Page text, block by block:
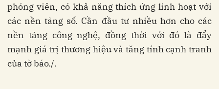
phóng viên, có khả năng thích ứng linh hoạt với
các nền tảng số. Cần đầu tư nhiều hơn cho các
nền tảng công nghệ, đồng thời với đó là đẩy
mạnh giá trị thương hiệu và tăng tính cạnh tranh
của tờ báo./.